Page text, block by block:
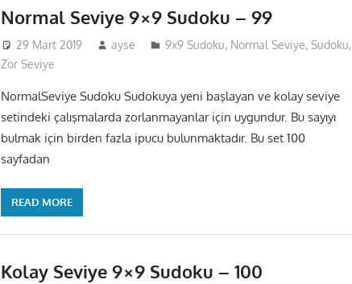
Normal Seviye 9×9 Sudoku – 99
29 Mart 2019 ayse 9x9 Sudoku, Normal Seviye,Sudoku,
Zor Seviye
NormalSeviye Sudoku Sudokuya yeni başlayan ve kolay seviye
setindeki çalışmalarda zorlanmayanlar için uygundur. Bu sayıyı
bulmak için birden fazla ipucu bulunmaktadır. Bu set 100
sayfadan
READ MORE
Kolay Seviye 9×9 Sudoku – 100